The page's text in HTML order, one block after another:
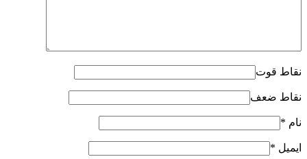
نقاط قوت
نقاط ضعف
نام *
ایمیل *